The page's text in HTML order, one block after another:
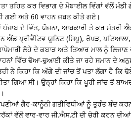
ਤਹਿਤ ਕਰ ਵਿਭਾਗ ਦੇ ਮੋਬਾਈਲ ਵਿੰਗਾਂ ਵੱਲੋਂ
ਗਈ ਅਤੇ 60 ਵਾਹਨ ਜ਼ਬਤ ਕੀਤੇ ਗਏ।
ਪੰਜਾਬ ਦੇ ਵਿੱਤ, ਯੋਜਨਾ, ਆਬਕਾਰੀ ਤੇ ਕਰ ਮੰਤਰੀ
ਐਂਡ ਪ੍ਰੀਵੈਂਟਿਵ ਯੂਨਿਟ (ਸਿਪੂ), ਰੋਪੜ,
ਲੋਹੇ ਦੇ ਕਬਾੜ ਅਤੇ ਤਿਆਰ ਮਾਲ ਨੂੰ ਲਿਜਾਣ
ਵਿੱਚ ਢੋਆ-ਢੁਆਈ ਕੀਤੇ ਜਾ ਰਹੇ ਸਮਾਨ ਦੇ
ਨੇ ਕਿਹਾ ਕਿ ਅੱਗੇ ਦੀ ਜਾਂਚ ਤੋਂ ਪਤਾ ਲੱਗਾ ਹੈ
ਗਿਆ ਸੀ। ਉਨ੍ਹਾਂ ਕਿਹਾ ਕਿ ਪੂਰੀ ਜਾਂਚ ਤੋਂ
ਗੈਰ-ਕਾਨੂੰਨੀ ਗਤੀਵਿਧੀਆਂ ਨੂੰ ਤੁਰੰਤ ਬੰਦ
ਵੱਲੋਂ ਵਾਰ-ਵਾਰ ਜੀ.ਐਸ.ਟੀ ਦੀ ਚੋਰੀ ਕਰਨ